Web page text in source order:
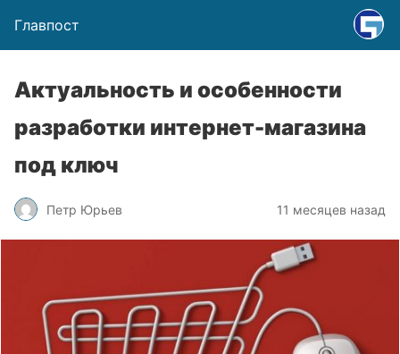
Главпост
Актуальность и особенности
разработки интернет-магазина
под ключ
Петр Юрьев 11 месяцев назад